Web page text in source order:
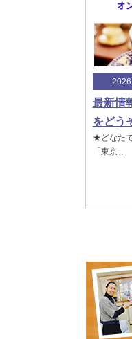
最新情
をどう
★どなた
「東京...